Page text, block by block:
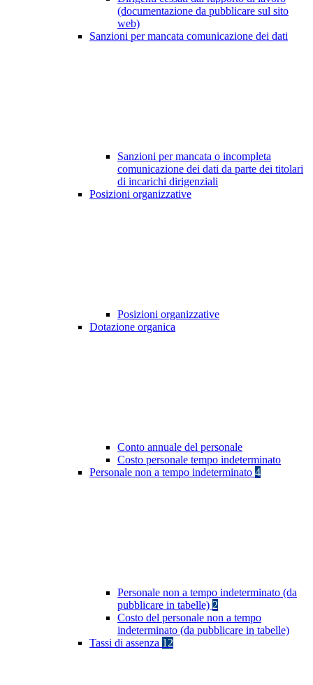
(documentazione da pubblicare sul sito
web)
Sanzioni per mancata comunicazione dei dati
Sanzioni per mancata o incompleta
comunicazione dei dati da parte dei titolari
di incarichi dirigenziali
Posizioni organizzative
Posizioni organizzative
Dotazione organica
Conto annuale del personale
Costo personale tempo indeterminato
Personale non a tempo indeterminato 4
Personale non a tempo indeterminato (da
pubblicare in tabelle) 2
Costo del personale non a tempo
indeterminato (da pubblicare in tabelle)
Tassi di assenza 12